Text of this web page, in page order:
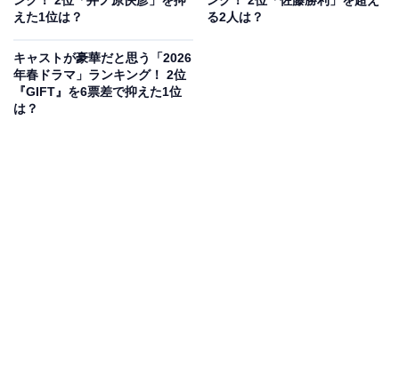
ち、仕事はできるものの世間知らずで、一直線に突っ走
スナックのママ・月岡あかりを都知事にするために奮闘
する姿が感動的に描かれています。
えた1位は？
る2人は？
キャストが豪華だと思う「2026
年春ドラマ」ランキング！ 2位
『GIFT』を6票差で抑えた1位
は？